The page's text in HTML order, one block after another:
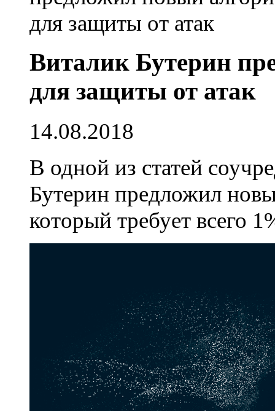
Виталик Бутерин
для защиты от атак
14.08.2018
В одной из статей
Бутерин предложил
который требует всего